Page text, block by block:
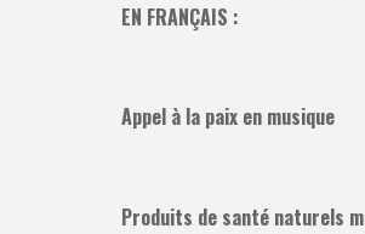
EN FRANÇAIS :
Appel à la paix en musique
Produits de santé naturels